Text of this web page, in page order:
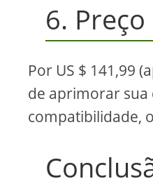
6.
Por US $ 141,99
de aprimorar sua
compatibilidade,